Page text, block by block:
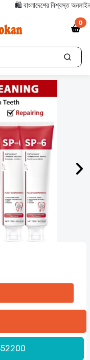
🛍️ বাংলাদেশের বিশ্বস্ত অনলাইন শপে
0